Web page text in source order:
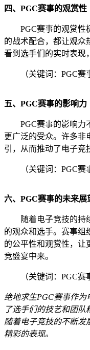
四、PGC赛事的观赏性
PGC赛事的观赏性
的战术配合，都让观众
看到选手们的实时表现
（关键词：PGC赛
五、PGC赛事的影响力
PGC赛事的影响力
更广泛的受众。许多非
引，从而推动了电子竞
（关键词：PGC
六、PGC赛事的未来展
随着电子竞技的持
的观众和选手。赛事组
的公平性和观赏性，让
竞盛宴中来。
（关键词：PGC
绝地求生PGC赛事作
了选手们的技艺和团队
随着电子竞技的不断发
精彩的表现。